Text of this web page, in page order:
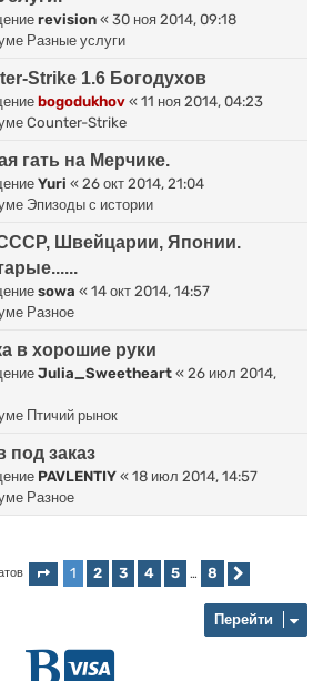
revision « 30 ноя 2014, 09:18
Разные услуги
Strike 1.6 Богодухов
bogodukhov « 11 ноя 2014, 04:23
Counter-Strike
гать на Мерчике.
Yuri « 26 окт 2014, 21:04
Эпизоды с истории
Швейцарии, Японии.
sowa « 14 окт 2014, 14:57
Разное
в хорошие руки
Julia_Sweetheart « 26 июл 2014,
Птичий рынок
под заказ
PAVLENTIY « 18 июл 2014, 14:57
Разное
Страница1 из8
1 2 3 4 5 … 8
Перейти
Г D